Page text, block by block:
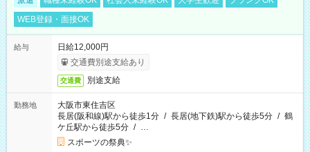
WEB登録・面接OK
給与
日給12,000円
交通費別途支給あり
交通費 別途支給
勤務地
大阪市東住吉区
長居(阪和線)駅から徒歩1分 / 長居(地下鉄)駅から徒歩5分 / 鶴
ケ丘駅から徒歩5分 / …
スポーツの祭典✨